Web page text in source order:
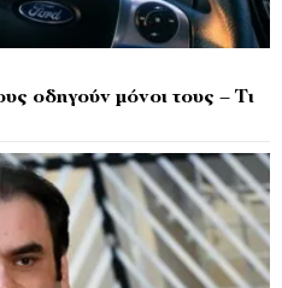
οδηγούν μόνοι τους – Τι